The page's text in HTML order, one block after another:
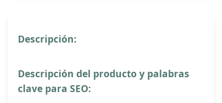
Descripción:
Descripción del producto y palabras
clave para SEO: